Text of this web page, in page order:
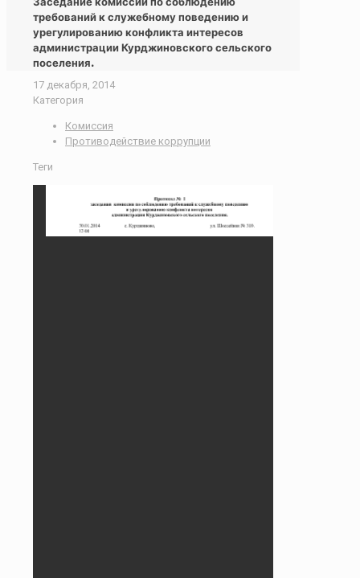
требований к служебному поведению и
урегулированию конфликта интересов
администрации Курджиновского сельского
поселения.
17 декабря, 2014
Категория
Комиссия
Противодействие коррупции
Теги